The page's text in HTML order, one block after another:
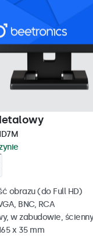
obrazu (do Full HD)
BNC, RCA
w zabudowie, ścienny
x 35 mm